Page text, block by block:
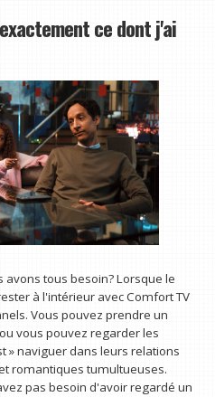
ce dont j'ai
tous besoin? Lorsque le
à l'intérieur avec Comfort TV
Vous pouvez prendre un
vous pouvez regarder les
» naviguer dans leurs relations
romantiques tumultueuses.
pas besoin d'avoir regardé un